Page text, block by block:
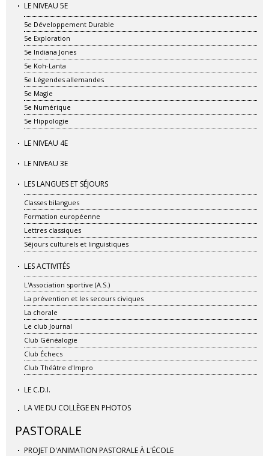
LE NIVEAU 5E
5e Développement Durable
5e Exploration
5e Indiana Jones
5e Koh-Lanta
5e Légendes allemandes
5e Magie
5e Numérique
5e Hippologie
LE NIVEAU 4E
LE NIVEAU 3E
LES LANGUES ET SÉJOURS
Classes bilangues
Formation européenne
Lettres classiques
Séjours culturels et linguistiques
LES ACTIVITÉS
L'Association sportive (A.S.)
La prévention et les secours civiques
La chorale
Le club Journal
Club Généalogie
Club Échecs
Club Théâtre d'Impro
LE C.D.I.
LA VIE DU COLLÈGE EN PHOTOS
PASTORALE
PROJET D'ANIMATION PASTORALE À L'ÉCOLE